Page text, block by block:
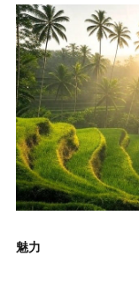
魅力